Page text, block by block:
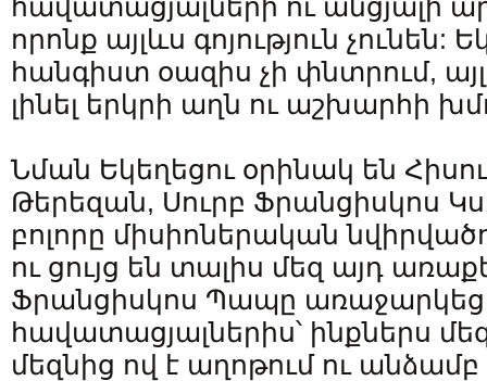
հավատացյալների ու անցյալի
որոնք այլևս գոյություն
հանգիստ օազիս չի փնտրում, այլ
լինել երկրի աղն ու աշխարհի
Նման Եկեղեցու օրինակ են
Թերեզան, Սուրբ Ֆրանցիսկոս
բոլորը միսիոներական
ու ցույց են տալիս մեզ այդ
Ֆրանցիսկոս Պապը առաջարկեց
հավատացյալներիս՝ ինքներս
մեզնից ով է աղոթում ու անձամբ